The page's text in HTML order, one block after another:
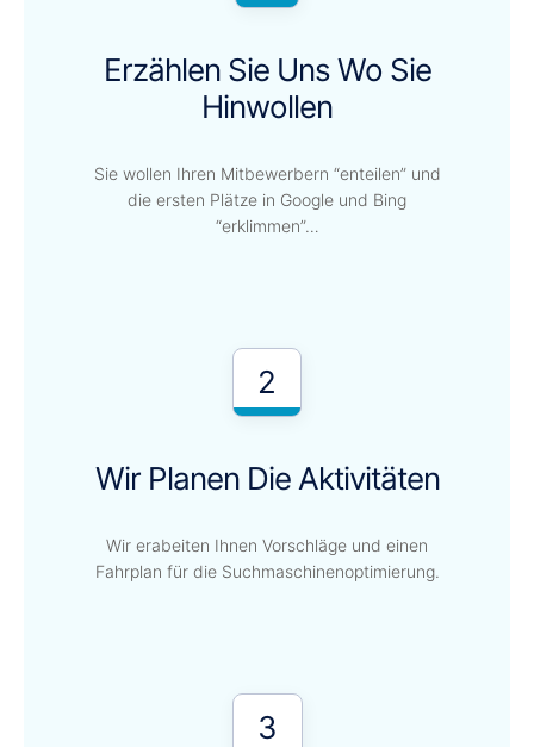
Erzählen Sie Uns Wo Sie
Hinwollen
Sie wollen Ihren Mitbewerbern “enteilen” und
die ersten Plätze in Google und Bing
“erklimmen”…
2
Wir Planen Die Aktivitäten
Wir erabeiten Ihnen Vorschläge und einen
Fahrplan für die Suchmaschinenoptimierung.
3